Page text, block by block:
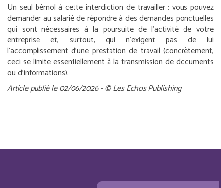
Un seul bémol à cette interdiction de travailler : vous pouvez
demander au salarié de répondre à des demandes ponctuelles
qui sont nécessaires à la poursuite de l’activité de votre
entreprise et, surtout, qui n’exigent pas de lui
l’accomplissement d’une prestation de travail (concrètement,
ceci se limite essentiellement à la transmission de documents
ou d’informations).
Article publié le 02/06/2026 - © Les Echos Publishing